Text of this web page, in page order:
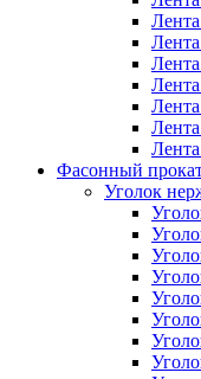
Фасонный
Уголок